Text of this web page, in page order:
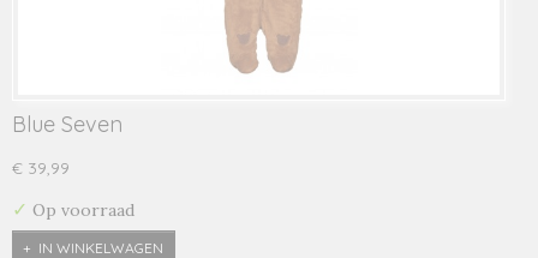
Blue Seven
€ 39,99
✓ Op voorraad
IN WINKELWAGEN